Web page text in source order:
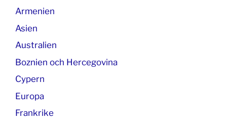
Armenien
Asien
Australien
Boznien och Hercegovina
Cypern
Europa
Frankrike